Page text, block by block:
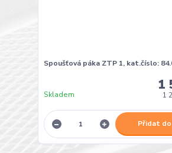
Spoušťová páka ZTP 1, kat.číslo:
1
1
Skladem
Přidat